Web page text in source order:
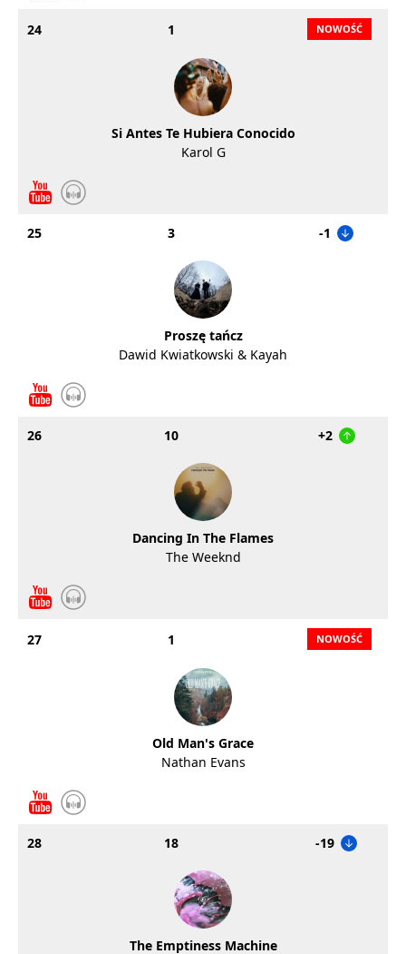
24 1
Si Antes Te Hubiera Conocido
Karol G
25 3 -1
Proszę tańcz
Dawid Kwiatkowski & Kayah
26 10 +2
Dancing In The Flames
The Weeknd
27 1
Old Man's Grace
Nathan Evans
28 18 -19
The Emptiness Machine